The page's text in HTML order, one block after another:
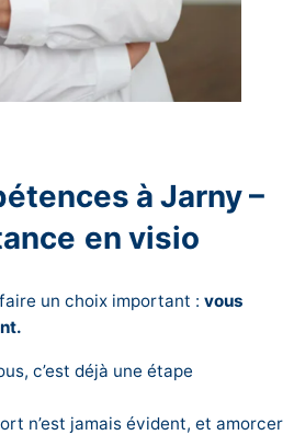
à Jarny –
en visio
un choix important :vous
c’est déjà une étape
n’est jamais évident, et amorcer